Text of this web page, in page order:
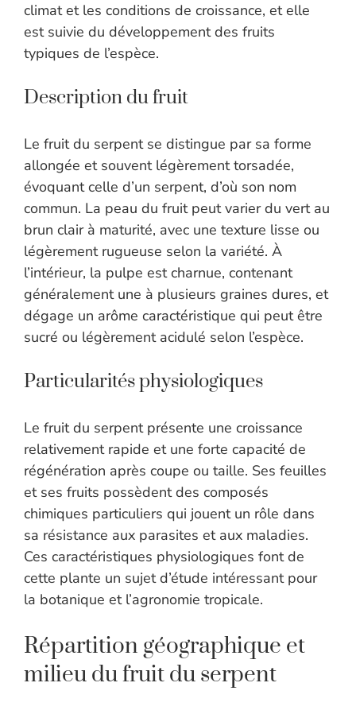
climat et les conditions de croissance, et elle
est suivie du développement des fruits
typiques de l’espèce.
Description du fruit
Le fruit du serpent se distingue par sa forme
allongée et souvent légèrement torsadée,
évoquant celle d’un serpent, d’où son nom
commun. La peau du fruit peut varier du vert au
brun clair à maturité, avec une texture lisse ou
légèrement rugueuse selon la variété. À
l’intérieur, la pulpe est charnue, contenant
généralement une à plusieurs graines dures, et
dégage un arôme caractéristique qui peut être
sucré ou légèrement acidulé selon l’espèce.
Particularités physiologiques
Le fruit du serpent présente une croissance
relativement rapide et une forte capacité de
régénération après coupe ou taille. Ses feuilles
et ses fruits possèdent des composés
chimiques particuliers qui jouent un rôle dans
sa résistance aux parasites et aux maladies.
Ces caractéristiques physiologiques font de
cette plante un sujet d’étude intéressant pour
la botanique et l’agronomie tropicale.
Répartition géographique et
milieu du fruit du serpent